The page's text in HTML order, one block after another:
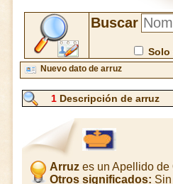
Buscar
Solo
Nuevo dato de arruz
1 Descripción de arruz
Arruzes un Apellido de
Otros significados: